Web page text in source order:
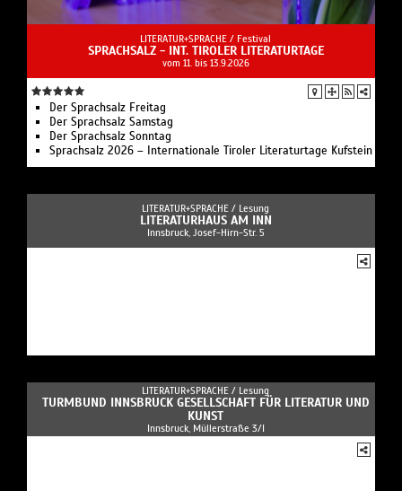
LITERATUR+SPRACHE / Festival
SPRACHSALZ - INT. TIROLER LITERATURTAGE
vom 11. bis 13.9.2026
Der Sprachsalz Freitag
Der Sprachsalz Samstag
Der Sprachsalz Sonntag
Sprachsalz 2026 – Internationale Tiroler Literaturtage Kufstein
LITERATUR+SPRACHE / Lesung
LITERATURHAUS AM INN
Innsbruck, Josef-Hirn-Str. 5
LITERATUR+SPRACHE / Lesung
TURMBUND INNSBRUCK GESELLSCHAFT FÜR LITERATUR UND
KUNST
Innsbruck, Müllerstraße 3/I